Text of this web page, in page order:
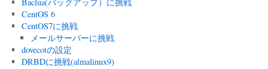
CentOS 6
CentOS7に挑戦
メールサーバーに挑戦
dovecotの設定
DRBDに挑戦(almalinux9)